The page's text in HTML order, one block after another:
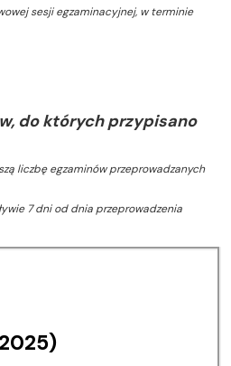
sesji egzaminacyjnej, w terminie
do których przypisano
liczbę egzaminów przeprowadzanych
7 dni od dnia przeprowadzenia